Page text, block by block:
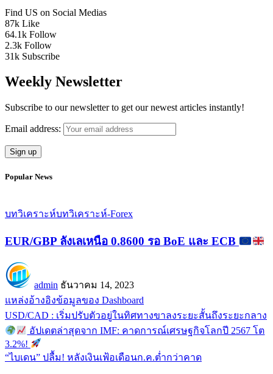
Find US on Social Medias
87k Like
64.1k Follow
2.3k Follow
31k Subscribe
Weekly Newsletter
Subscribe to our newsletter to get our newest articles instantly!
Email address:
Popular News
บทวิเคราะห์บทวิเคราะห์-Forex
EUR/GBP ลังเลเหนือ 0.8600 รอ BoE และ ECB
admin ธันวาคม 14, 2023
แหล่งอ้างอิงข้อมูลของ Dashboard
USD/CAD : เริ่มปรับตัวอยู่ในทิศทางขาลงระยะสั้นถึงระยะกลาง
อัปเดตล่าสุดจาก IMF: คาดการณ์เศรษฐกิจโลกปี 2567 โต
3.2%!
“ไบเดน” ปลื้ม! หลังเงินเฟ้อเดือนก.ค.ต่ำกว่าคาด